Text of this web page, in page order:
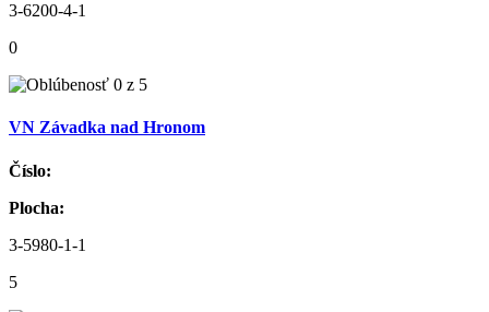
3-6200-4-1
0
VN Závadka nad Hronom
Číslo:
Plocha:
3-5980-1-1
5